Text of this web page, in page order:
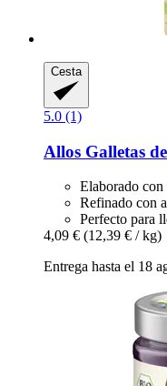
Cesta
5.0 (1)
Allos Galletas
Elaborado
Refinado con
Perfecto para
4,09 € (12,39 € / kg)
Entrega hasta el 18